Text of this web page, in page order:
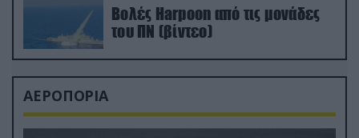
Βολές Harpoon από τις μονάδες
του ΠΝ (βίντεο)
ΑΕΡΟΠΟΡΙΑ